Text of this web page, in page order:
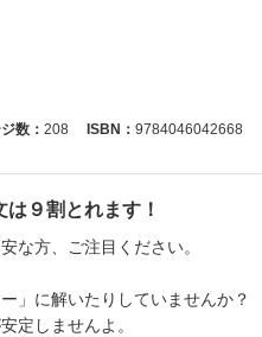
数： 208 ISBN： 9784046042668
９割とれます！
な方、ご注目ください。
」に解いたりしていませんか？
定しませんよ。